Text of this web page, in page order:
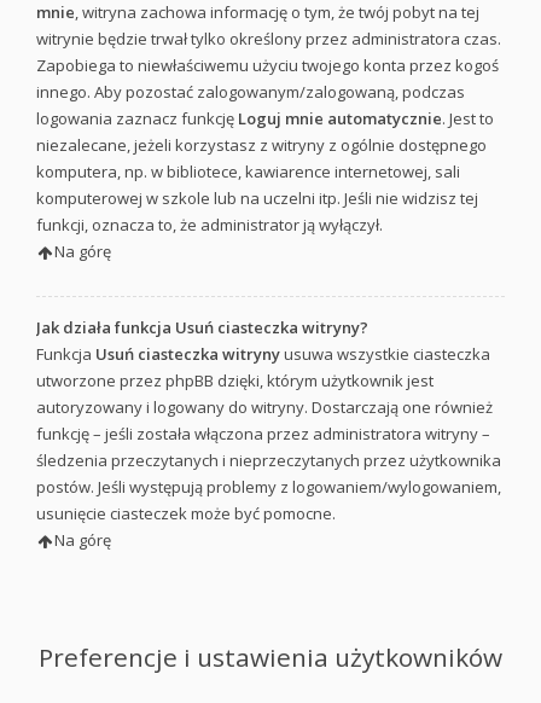
mnie, witryna zachowa informację o tym, że twój pobyt na tej
witrynie będzie trwał tylko określony przez administratora czas.
Zapobiega to niewłaściwemu użyciu twojego konta przez kogoś
innego. Aby pozostać zalogowanym/zalogowaną, podczas
logowania zaznacz funkcję Loguj mnie automatycznie. Jest to
niezalecane, jeżeli korzystasz z witryny z ogólnie dostępnego
komputera, np. w bibliotece, kawiarence internetowej, sali
komputerowej w szkole lub na uczelni itp. Jeśli nie widzisz tej
funkcji, oznacza to, że administrator ją wyłączył.
Na górę
Jak działa funkcja Usuń ciasteczka witryny?
Funkcja Usuń ciasteczka witrynyusuwa wszystkie ciasteczka
utworzone przez phpBB dzięki, którym użytkownik jest
autoryzowany i logowany do witryny. Dostarczają one również
funkcję – jeśli została włączona przez administratora witryny –
śledzenia przeczytanych i nieprzeczytanych przez użytkownika
postów. Jeśli występują problemy z logowaniem/wylogowaniem,
usunięcie ciasteczek może być pomocne.
Na górę
Preferencje i ustawienia użytkowników